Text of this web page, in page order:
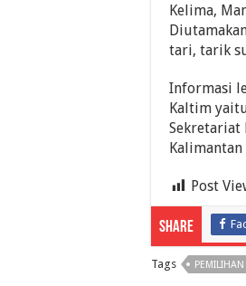
Kelima,
tari, tarik
Informasi
Kaltim
Sekretariat
Post
Share
Tags